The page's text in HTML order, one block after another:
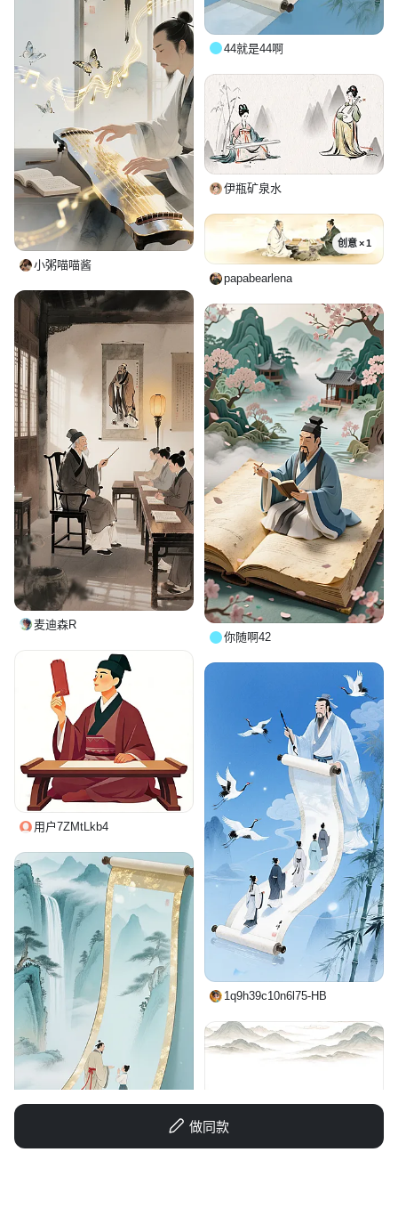
做同款
44就是44啊
小粥喵喵酱
伊瓶矿泉水
创意 × 1
papabearlena
麦迪森R
你随啊42
用户7ZMtLkb4
1q9h39c10n6l75-HB